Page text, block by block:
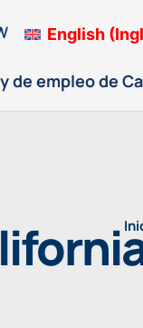
English (
de empleo de